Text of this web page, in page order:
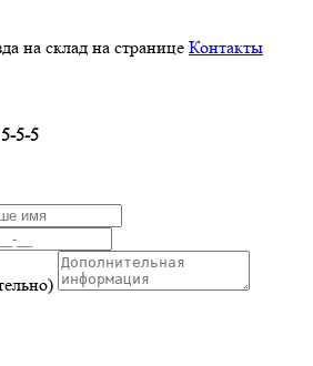
на склад на странице Контакты
5-5